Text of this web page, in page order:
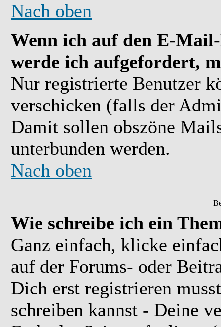
Nach oben
Wenn ich auf den E-
werde ich aufgefordert,
Nur registrierte Benutzer
verschicken (falls der
Damit sollen obszöne
unterbunden werden.
Nach oben
Wie schreibe ich ein
Ganz einfach, klicke
auf der Forums- oder
Dich erst registrieren
schreiben kannst - Deine